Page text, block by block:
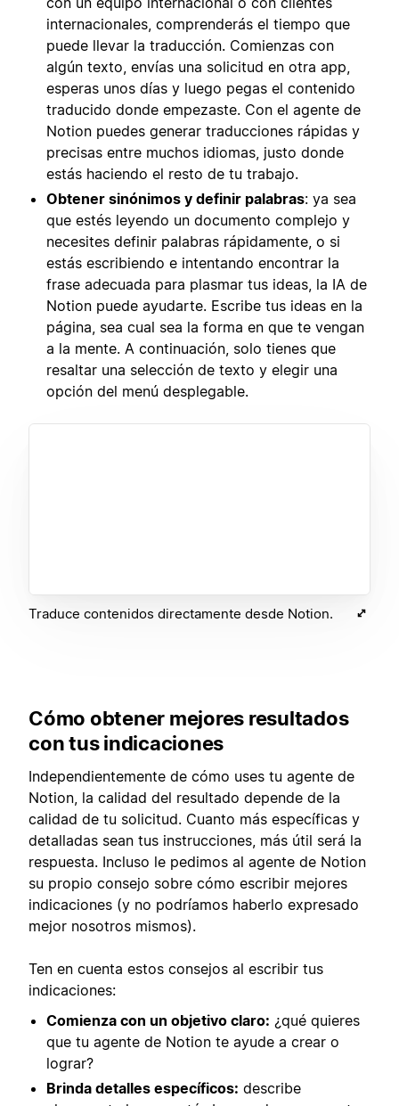
internacionales, comprenderás el tiempo que
puede llevar la traducción. Comienzas con
algún texto, envías una solicitud en otra app,
esperas unos días y luego pegas el contenido
traducido donde empezaste. Con el agente de
Notion puedes generar traducciones rápidas y
precisas entre muchos idiomas, justo donde
estás haciendo el resto de tu trabajo.
Obtener sinónimos y definir palabras: ya sea
que estés leyendo un documento complejo y
necesites definir palabras rápidamente, o si
estás escribiendo e intentando encontrar la
frase adecuada para plasmar tus ideas, la IA de
Notion puede ayudarte. Escribe tus ideas en la
página, sea cual sea la forma en que te vengan
a la mente. A continuación, solo tienes que
resaltar una selección de texto y elegir una
opción del menú desplegable.
Traduce contenidos directamente desde Notion.
Cómo obtener mejores resultados
con tus indicaciones
Independientemente de cómo uses tu agente de
Notion, la calidad del resultado depende de la
calidad de tu solicitud. Cuanto más específicas y
detalladas sean tus instrucciones, más útil será la
respuesta. Incluso le pedimos al agente de Notion
su propio consejo sobre cómo escribir mejores
indicaciones (y no podríamos haberlo expresado
mejor nosotros mismos).
Ten en cuenta estos consejos al escribir tus
indicaciones:
Comienza con un objetivo claro: ¿qué quieres
que tu agente de Notion te ayude a crear o
lograr?
Brinda detalles específicos: describe